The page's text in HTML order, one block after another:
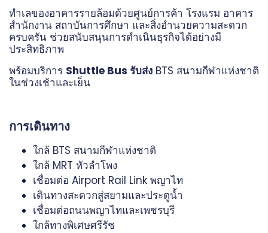
ทำเลของอาคารรายล้อมด้วยศูนย์การค้า โรงแรม อาคาร
สำนักงาน สถาบันการศึกษา และสิ่งอำนวยความสะดวก
ครบครัน ช่วยสนับสนุนการดำเนินธุรกิจได้อย่างมี
ประสิทธิภาพ
พร้อมบริการ Shuttle Bus รับส่ง BTS สนามกีฬาแห่งชาติ
ในช่วงเช้าและเย็น
การเดินทาง
ใกล้ BTS สนามกีฬาแห่งชาติ
ใกล้ MRT หัวลำโพง
เชื่อมต่อ Airport Rail Link พญาไท
เดินทางสะดวกสู่สยามและประตูน้ำ
เชื่อมต่อถนนพญาไทและเพชรบุรี
ใกล้ทางพิเศษศรีรัช